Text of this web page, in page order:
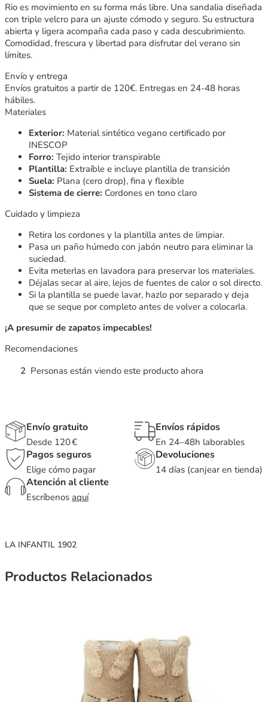
Rio es movimiento en su forma más libre. Una sandalia diseñada
con triple velcro para un ajuste cómodo y seguro. Su estructura
abierta y ligera acompaña cada paso y cada descubrimiento.
Comodidad, frescura y libertad para disfrutar del verano sin
límites.
Envío y entrega
Envíos gratuitos a partir de 120€. Entregas en 24-48 horas
hábiles.
Materiales
Exterior: Material sintético vegano certificado por
INESCOP
Forro: Tejido interior transpirable
Plantilla: Extraíble e incluye plantilla de transición
Suela: Plana (cero drop), fina y flexible
Sistema de cierre: Cordones en tono claro
Cuidado y limpieza
Retira los cordones y la plantilla antes de limpiar.
Pasa un paño húmedo con jabón neutro para eliminar la
suciedad.
Evita meterlas en lavadora para preservar los materiales.
Déjalas secar al aire, lejos de fuentes de calor o sol directo.
Si la plantilla se puede lavar, hazlo por separado y deja
que se seque por completo antes de volver a colocarla.
¡A presumir de zapatos impecables!
Recomendaciones
2 Personas están viendo este producto ahora
Envío gratuito
Desde 120 €
Envíos rápidos
En 24–48h laborables
Pagos seguros
Elige cómo pagar
Devoluciones
14 días (canjear en tienda)
Atención al cliente
Escríbenos aquí
LA INFANTIL 1902
Productos Relacionados